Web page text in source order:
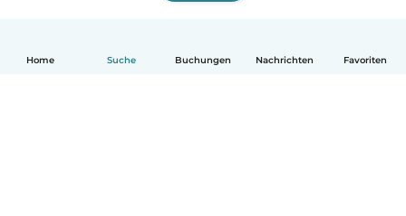
Home Suche Buchungen Nachrichten Favoriten